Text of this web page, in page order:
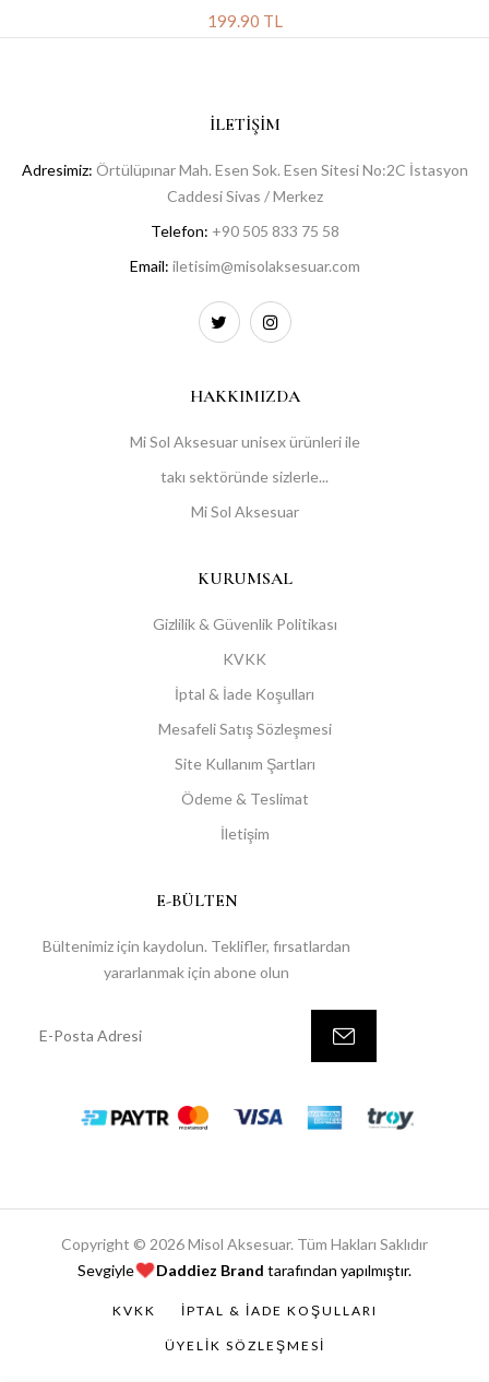
199.90 TL
İLETIŞIM
Adresimiz: Örtülüpınar Mah. Esen Sok. Esen Sitesi No:2C İstasyon
Caddesi Sivas / Merkez
Telefon: +90 505 833 75 58
Email: iletisim@misolaksesuar.com
HAKKIMIZDA
Mi Sol Aksesuar unisex ürünleri ile
takı sektöründe sizlerle...
Mi Sol Aksesuar
KURUMSAL
Gizlilik & Güvenlik Politikası
KVKK
İptal & İade Koşulları
Mesafeli Satış Sözleşmesi
Site Kullanım Şartları
Ödeme & Teslimat
İletişim
E-BÜLTEN
Bültenimiz için kaydolun. Teklifler, fırsatlardan
yararlanmak için abone olun
Copyright © 2026 Misol Aksesuar. Tüm Hakları Saklıdır
Sevgiyle
Daddiez Brand tarafından yapılmıştır.
KVKK İPTAL & İADE KOŞULLARI
ÜYELIK SÖZLEŞMESI